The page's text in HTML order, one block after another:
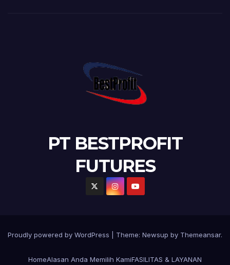
PT BESTPROFIT
FUTURES
Proudly powered by WordPress Theme: Newsup by Themeansar.
HomeAlasan Anda Memilih KamiFASILITAS & LAYANAN